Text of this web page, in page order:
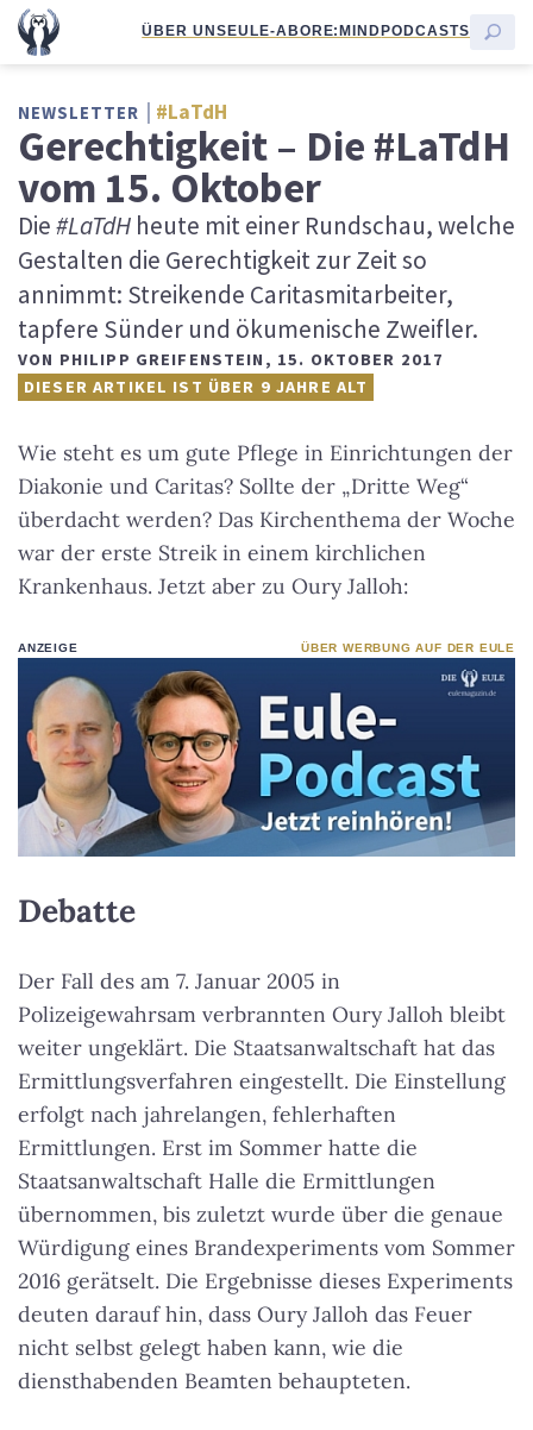
ÜBER UNSEULE-ABORE:MINDPODCASTS
NEWSLETTER #LaTdH
Gerechtigkeit – Die #LaTdH
vom 15. Oktober
Die#LaTdH heute mit einer Rundschau, welche
Gestalten die Gerechtigkeit zur Zeit so
annimmt: Streikende Caritasmitarbeiter,
tapfere Sünder und ökumenische Zweifler.
VON PHILIPP GREIFENSTEIN , 15. OKTOBER 2017
DIESER ARTIKEL IST ÜBER 9 JAHRE ALT
Wie steht es um gute Pflege in Einrichtungen der
Diakonie und Caritas? Sollte der „Dritte Weg“
überdacht werden? Das Kirchenthema der Woche
war der erste Streik in einem kirchlichen
Krankenhaus. Jetzt aber zu Oury Jalloh:
ANZEIGE ÜBER WERBUNG AUF DER EULE
Debatte
Der Fall des am 7. Januar 2005 in
Polizeigewahrsam verbrannten Oury Jalloh bleibt
weiter ungeklärt. Die Staatsanwaltschaft hat das
Ermittlungsverfahren eingestellt. Die Einstellung
erfolgt nach jahrelangen, fehlerhaften
Ermittlungen. Erst im Sommer hatte die
Staatsanwaltschaft Halle die Ermittlungen
übernommen, bis zuletzt wurde über die genaue
Würdigung eines Brandexperiments vom Sommer
2016 gerätselt. Die Ergebnisse dieses Experiments
deuten darauf hin, dass Oury Jalloh das Feuer
nicht selbst gelegt haben kann, wie die
diensthabenden Beamten behaupteten.